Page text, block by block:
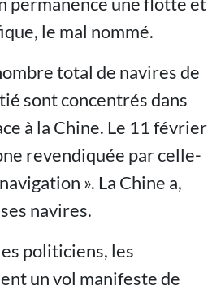
le mal nommé.
total de navires de
sont concentrés dans
à la Chine. Le 11 février
revendiquée par celle-
». La Chine a,
navires.
politiciens, les
un vol manifeste de